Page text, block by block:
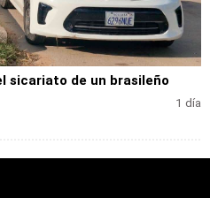
sicariato de un brasileño
1 día